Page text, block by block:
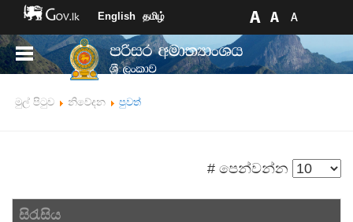
English தமிழ்
මුල් පිටුව නිවේදන පුවත්
# පෙන්වන්න
සිරැසිය